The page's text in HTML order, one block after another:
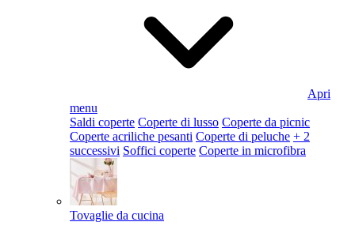
Apri
menu
Saldi coperte Coperte di lusso Coperte da picnic
Coperte acriliche pesanti Coperte di peluche + 2
successivi Soffici coperte Coperte in microfibra
Tovaglie da cucina